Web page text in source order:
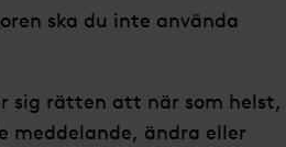
ska du inte använda
sig rätten att när som helst,
meddelande, ändra eller